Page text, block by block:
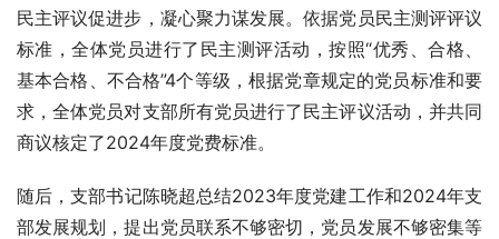
民主评议促进步，凝心聚力谋发展。依据党员民主测评评议
标准，全体党员进行了民主测评活动，按照“优秀、合格、
基本合格、不合格”4个等级，根据党章规定的党员标准和要
求，全体党员对支部所有党员进行了民主评议活动，并共同
商议核定了2024年度党费标准。
随后，支部书记陈晓超总结2023年度党建工作和2024年支
部发展规划，提出党员联系不够密切，党员发展不够密集等